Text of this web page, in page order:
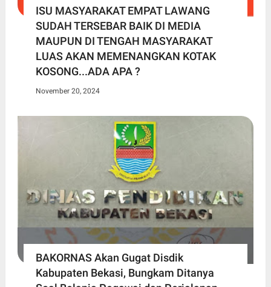
ISU MASYARAKAT EMPAT LAWANG
SUDAH TERSEBAR BAIK DI MEDIA
MAUPUN DI TENGAH MASYARAKAT
LUAS AKAN MEMENANGKAN KOTAK
KOSONG...ADA APA ?
November 20, 2024
BAKORNAS Akan Gugat Disdik
Kabupaten Bekasi, Bungkam Ditanya